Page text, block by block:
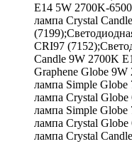
E14 5W 2700K-
лампа Crystal
CRI97
Candle 9W 2700K
Graphene Globe
лампа Simple
лампа Crystal
лампа Simple
лампа Crystal
лампа Crystal